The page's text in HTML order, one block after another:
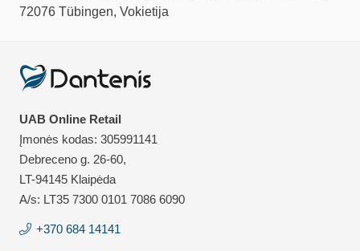
72076 Tübingen, Vokietija
UAB Online Retail
Įmonės kodas: 305991141
Debreceno g. 26-60,
LT-94145 Klaipėda
A/s: LT35 7300 0101 7086 6090
+370 684 14141